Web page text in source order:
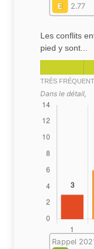
E
2.77
Les conflits
pied y sont...
TRÈS
Dans le détail,
Rappel